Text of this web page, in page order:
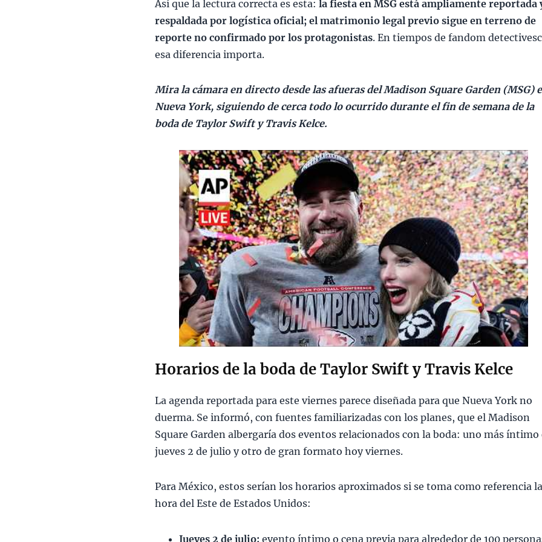
Así que la lectura correcta es esta:la fiesta en MSG está ampliamente reportada
respaldada por logística oficial; el matrimonio legal previo sigue en terreno de
reporte no confirmado por los protagonistas. En tiempos de fandom
esa diferencia importa.
Mira la cámara en directo desde las afueras del Madison Square Garden (MSG)
Nueva York, siguiendo de cerca todo lo ocurrido durante el fin de semana de la
boda de Taylor Swift y Travis Kelce.
Horarios de la boda de Taylor Swift y Travis Kelce
La agenda reportada para este viernes parece diseñada para que Nueva York no
duerma. Se informó, con fuentes familiarizadas con los planes, que el Madison
Square Garden albergaría dos eventos relacionados con la boda: uno más íntimo
jueves 2 de julio y otro de gran formato hoy viernes.
Para México, estos serían los horarios aproximados si se toma como referencia la
hora del Este de Estados Unidos:
Jueves 2 de julio: evento íntimo o cena previa para alrededor de 100